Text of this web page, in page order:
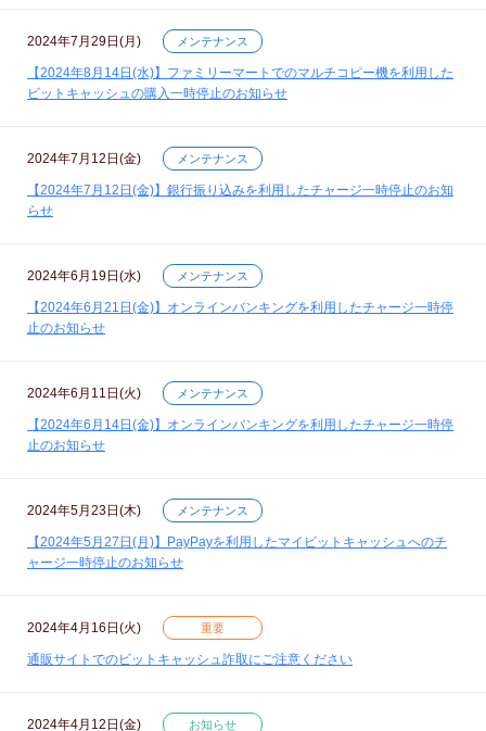
2024年7月29日(月) メンテナンス
【2024年8月14日(水)】ファミリーマートでのマルチコピー機を利用した
ビットキャッシュの購入一時停止のお知らせ
2024年7月12日(金) メンテナンス
【2024年7月12日(金)】銀行振り込みを利用したチャージ一時停止のお知
らせ
2024年6月19日(水) メンテナンス
【2024年6月21日(金)】オンラインバンキングを利用したチャージ一時停
止のお知らせ
2024年6月11日(火) メンテナンス
【2024年6月14日(金)】オンラインバンキングを利用したチャージ一時停
止のお知らせ
2024年5月23日(木) メンテナンス
【2024年5月27日(月)】PayPayを利用したマイビットキャッシュへのチ
ャージ一時停止のお知らせ
2024年4月16日(火) 重要
通販サイトでのビットキャッシュ詐取にご注意ください
2024年4月12日(金) お知らせ